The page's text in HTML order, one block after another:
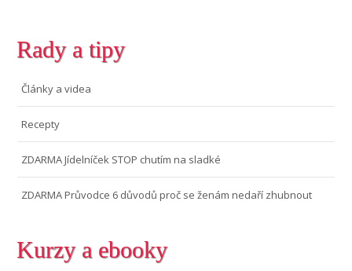
Rady a tipy
Články a videa
Recepty
ZDARMA Jídelníček STOP chutím na sladké
ZDARMA Průvodce 6 důvodů proč se ženám nedaří zhubnout
Kurzy a ebooky